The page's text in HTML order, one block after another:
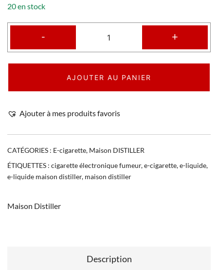
20 en stock
- +
AJOUTER AU PANIER
Ajouter à mes produits favoris
CATÉGORIES : E-cigarette, Maison DISTILLER
ÉTIQUETTES : cigarette électronique fumeur,e-cigarette,e-liquide,
e-liquide maison distiller, maison distiller
Maison Distiller
Description